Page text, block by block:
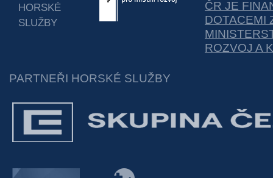
HORSKÉ
SLUŽBY
ČR JE
DOTACEMI
ROZVOJ A
PARTNEŘI HORSKÉ SLUŽBY